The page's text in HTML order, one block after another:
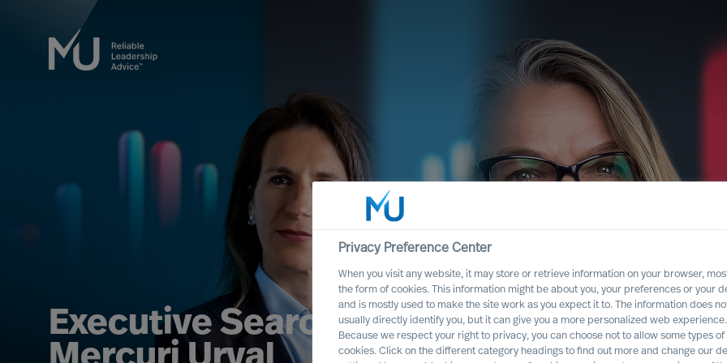
Executive Search med
Privacy Preference Center
When you visit any website, it may store or retrieve information on your browser,
the form of cookies. This information might be about you, your preferences or your
and is mostly used to make the site work as you expect it to. The information does
usually directly identify you, but it can give you a more personalized web experience.
Because we respect your right to privacy, you can choose not to allow some types of
cookies. Click on the different category headings to find out more and change our